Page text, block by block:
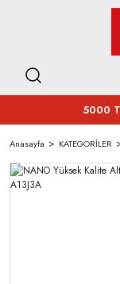
5000
Anasayfa KATEGORİLER